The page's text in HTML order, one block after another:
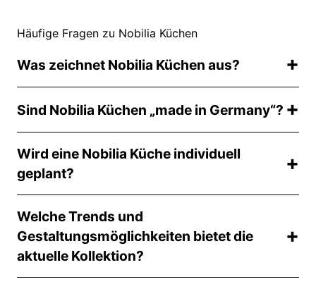
Häufige Fragen zu Nobilia Küchen
Was zeichnet Nobilia Küchen aus?
gutem Design und ein attraktives Preis Leistungs
Verhältnis – in gewohnter Qualität.
Sind Nobilia Küchen „made in Germany“?
Wird eine Nobilia Küche individuell
geplant?
individuell geplant.
Welche Trends und
Gestaltungsmöglichkeiten bietet die
aktuelle Kollektion?